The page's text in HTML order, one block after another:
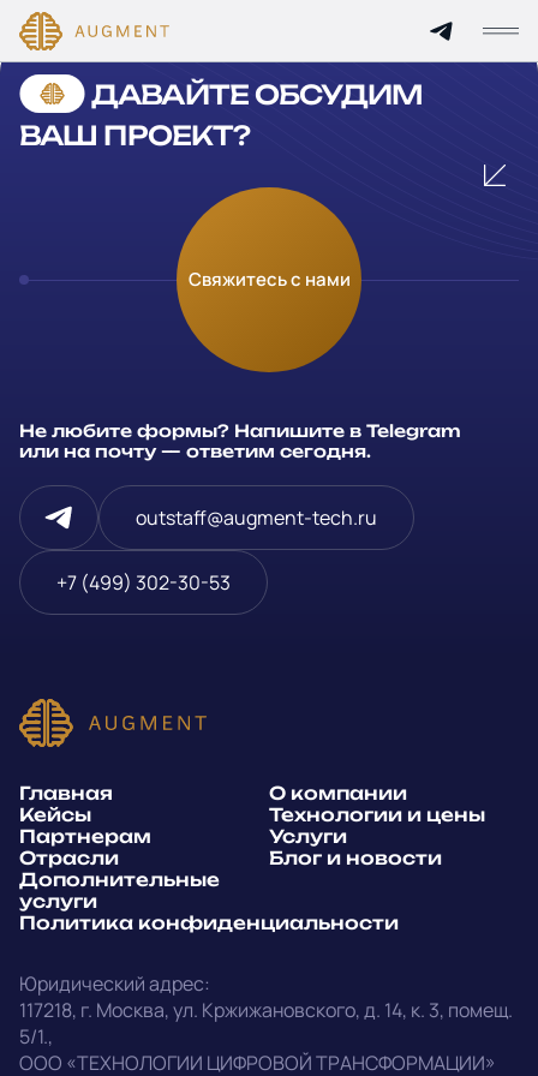
Написать в Telegram
outstaff@augment-tech.ru
Главная
Технологии и цены
Услуги
Отрасли
Блог и новости
Политика
конфиденциальности
Cannot find 'services' template with page 'detail'
ДАВАЙТЕ ОБСУДИМ
ВАШ ПРОЕКТ?
Свяжитесь с нами
Не любите формы? Напишите в Telegram
или на почту — ответим сегодня.
outstaff@augment-tech.ru
+7 (499) 302-30-53
Юридический адрес:
117218, г. Москва,ул. Кржижановского, д. 14, к. 3, помещ.
5/1.,
ООО «ТЕХНОЛОГИИ ЦИФРОВОЙ ТРАНСФОРМАЦИИ»
Главная
О компании
Кейсы
Технологии и цены
Партнерам
Услуги
Отрасли
Блог и новости
Дополнительные
услуги
Политика конфиденциальности
Оставьте заявку
Заполните и отправьте данные и мы свяжемся с вами в
течение рабочего дня
Компания
Телефон*
E-mail
Telegram
WhatsApp
E-mail
Позвонить
Напишите, какие специалисты, в каком количестве и как
срочно нужны на ваш проект
Прикрепить файл